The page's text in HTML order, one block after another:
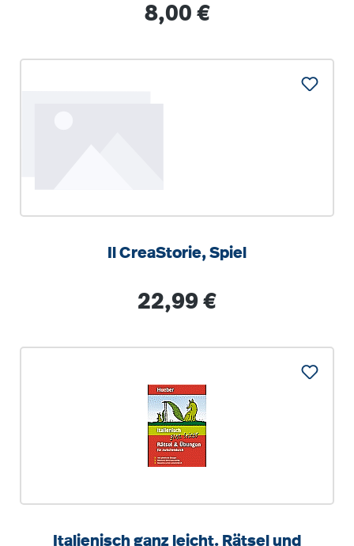
Regulärer Preis:
8,00 €
Il CreaStorie, Spiel
Regulärer Preis:
22,99 €
Italienisch ganz leicht. Rätsel und